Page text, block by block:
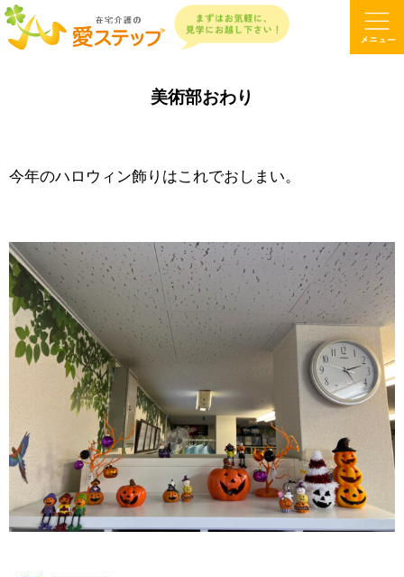
美術部おわり
今年のハロウィン飾りはこれでおしまい。